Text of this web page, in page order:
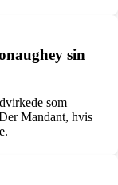
sin
som
Mandant, hvis